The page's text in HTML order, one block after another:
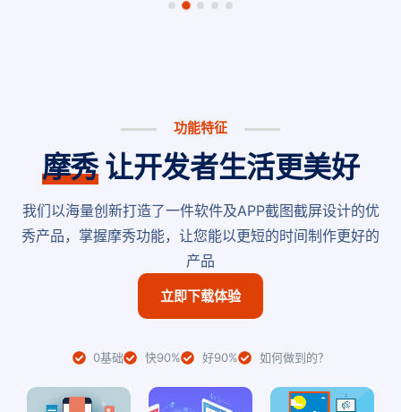
功能特征
摩秀让开发者生活更美好
我们以海量创新打造了一件软件及APP截图截屏设计的优
秀产品，掌握摩秀功能，让您能以更短的时间制作更好的
产品
立即下载体验
0基础 快90% 好90% 如何做到的？